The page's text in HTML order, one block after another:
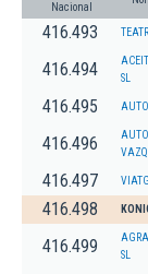
Nacional
416.493
416.494
SL
416.495
416.496
416.497
416.498
416.499
SL